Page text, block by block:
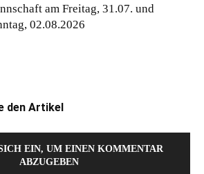
am Freitag, 31.07. und
02.08.2026
den Artikel
EIN, UM EINEN KOMMENTAR
ABZUGEBEN